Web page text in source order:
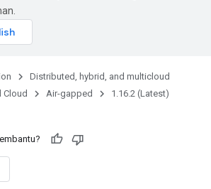
Distributed, hybrid, and multicloud
Cloud
Air-gapped
1.16.2 (Latest)